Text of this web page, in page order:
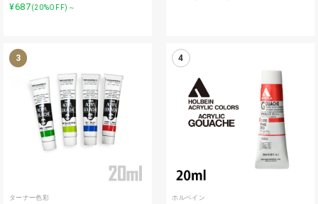
¥687(20%OFF)～
3
ターナー色彩
4
ホルベイン